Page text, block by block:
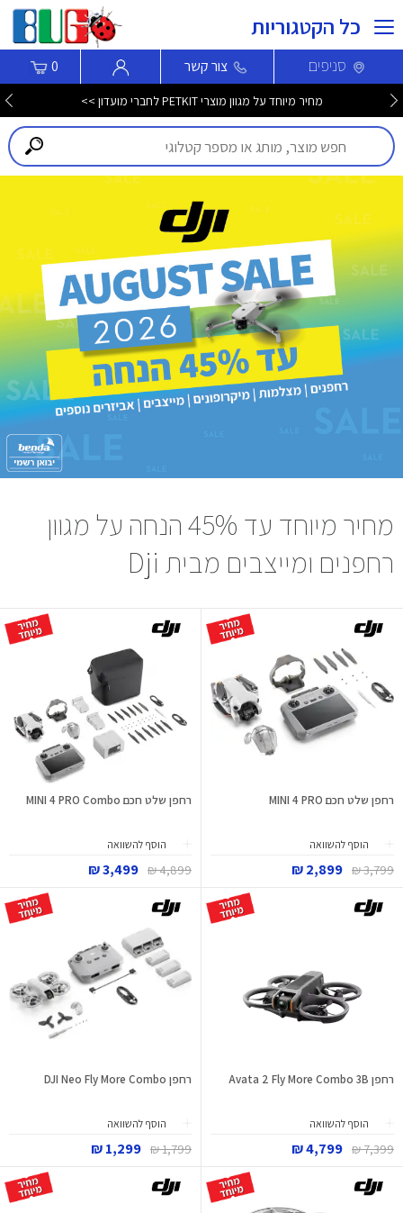
כל הקטגוריות
סניפים צור קשר 0
מחיר מיוחד על מגוון מוצרי PETKIT לחברי מועדון >>
מחיר מיוחד עד 45% הנחה על מגוון
רחפנים ומייצבים מבית Dji
רחפן שלט חכם MINI 4 PRO
הוסף להשוואה
3,799 ₪
2,899 ₪
רחפן שלט חכם MINI 4 PRO Combo
הוסף להשוואה
4,899 ₪
3,499 ₪
רחפן Avata 2 Fly More Combo 3B
הוסף להשוואה
7,399 ₪
4,799 ₪
רחפן DJI Neo Fly More Combo
הוסף להשוואה
1,799 ₪
1,299 ₪